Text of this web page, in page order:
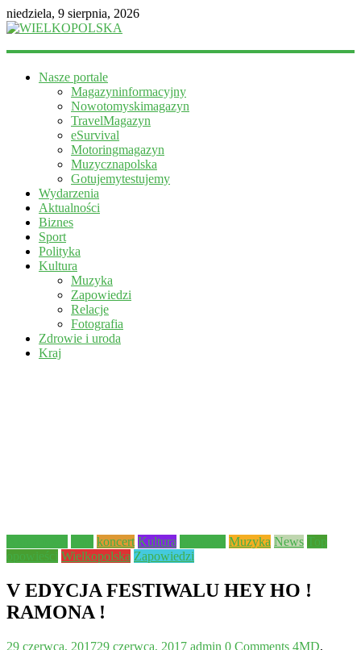
niedziela, 9 sierpnia, 2026
WIELKOPOLSKA
informacyjny
Nasze portale
Magazyninformacyjny
Nowotomyskimagazyn
TravelMagazyn
eSurvival
Motoringmagazyn
Muzycznapolska
Gotujemytestujemy
Wydarzenia
Aktualności
Biznes
Sport
Polityka
Kultura
Muzyka
Zapowiedzi
Relacje
Fotografia
Zdrowie i uroda
Kraj
koncert Kultura Muzyka News
Wielkopolska Zapowiedzi
V EDYCJA FESTIWALU HEY HO !
RAMONA !
29 czerwca, 201729 czerwca, 2017 admin 0 Comments 4MD,